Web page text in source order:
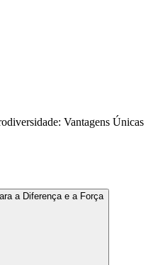
Vantagens Únicas
a Diferença e a Força